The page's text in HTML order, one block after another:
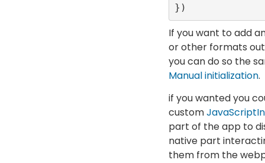
})
If you want to add
or other formats
you can do so the
Manual initialization.
if you wanted you
custom
part of the app to
native part
them from the